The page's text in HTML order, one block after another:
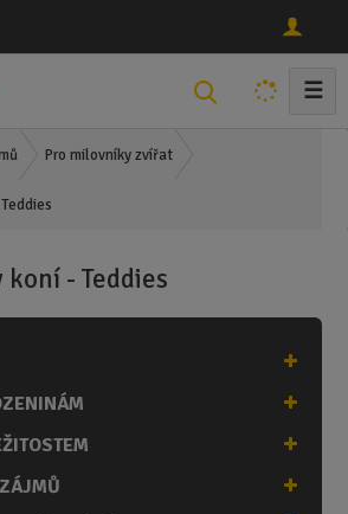
☰
Pro milovníky zvířat
Teddies
- Teddies